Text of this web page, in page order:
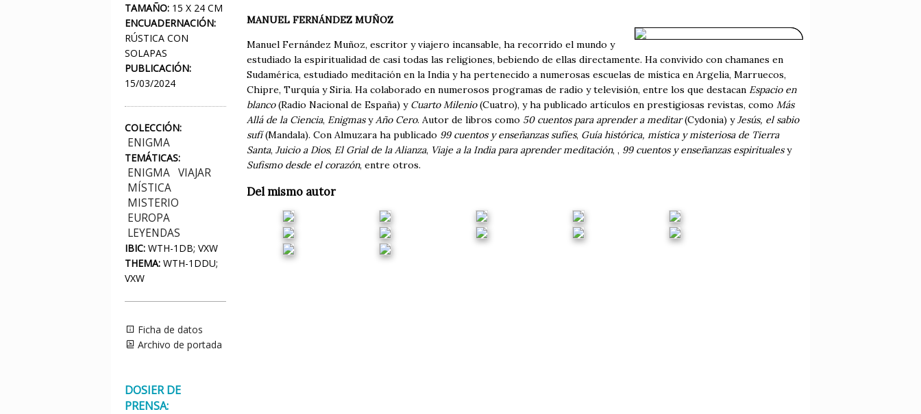
TAMAÑO: 15 X 24 CM
ENCUADERNACIÓN:
RÚSTICA CON
SOLAPAS
PUBLICACIÓN:
15/03/2024
COLECCIÓN:
ENIGMA
TEMÁTICAS:
ENIGMA VIAJAR
MÍSTICA
MISTERIO
EUROPA
LEYENDAS
IBIC: WTH-1DB; VXW
THEMA: WTH-1DDU;
VXW
Ficha de datos
Archivo de portada
DOSIER DE
PRENSA:
MANUEL FERNÁNDEZ MUÑOZ
Manuel Fernández Muñoz, escritor y viajero incansable, ha recorrido el mundo y
estudiado la espiritualidad de casi todas las religiones, bebiendo de ellas directamente. Ha convivido con chamanes en
Sudamérica, estudiado meditación en la India y ha pertenecido a numerosas escuelas de mística en Argelia, Marruecos,
Chipre, Turquía y Siria. Ha colaborado en numerosos programas de radio y televisión, entre los que destacan Espacio en
blanco(Radio Nacional de España) y Cuarto Milenio(Cuatro), y ha publicado artículos en prestigiosas revistas, como Más
Allá de la Ciencia, EnigmasyAño Cero. Autor de libros como 50 cuentos para aprender a meditar(Cydonia) yJesús, el sabio
sufí(Mandala). Con Almuzara ha publicado 99 cuentos y enseñanzas sufíes, Guía histórica, mística y misteriosa de Tierra
Santa, Juicio a Dios, El Grial de la Alianza, Viaje a la India para aprender meditación, , 99 cuentos y enseñanzas espiritualesy
Sufismo desde el corazón, entre otros.
Del mismo autor